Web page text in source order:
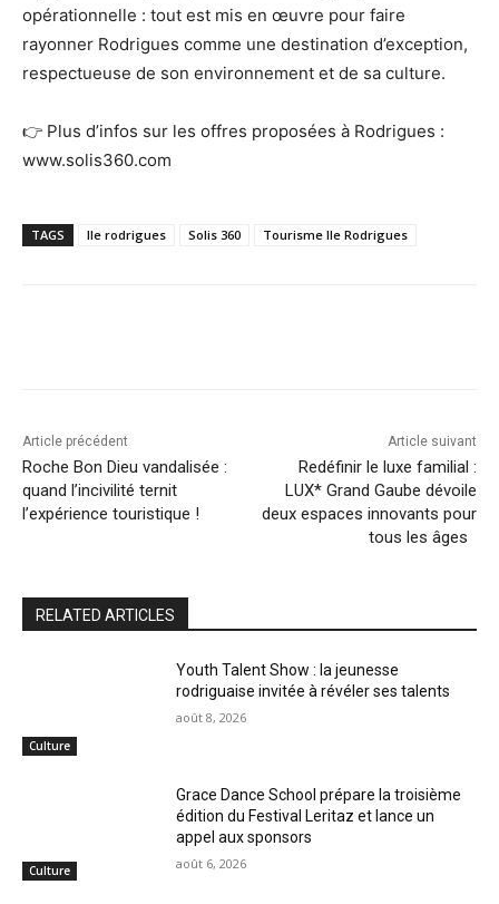
opérationnelle : tout est mis en œuvre pour faire
rayonner Rodrigues comme une destination d’exception,
respectueuse de son environnement et de sa culture.
👉 Plus d’infos sur les offres proposées à Rodrigues :
www.solis360.com
TAGS Ile rodrigues Solis 360 Tourisme Ile Rodrigues
Article précédent
Roche Bon Dieu vandalisée :
quand l’incivilité ternit
l’expérience touristique !
Article suivant
Redéfinir le luxe familial :
LUX* Grand Gaube dévoile
deux espaces innovants pour
tous les âges
RELATED ARTICLES
Culture
Youth Talent Show : la jeunesse
rodriguaise invitée à révéler ses talents
août 8, 2026
Culture
Grace Dance School prépare la troisième
édition du Festival Leritaz et lance un
appel aux sponsors
août 6, 2026